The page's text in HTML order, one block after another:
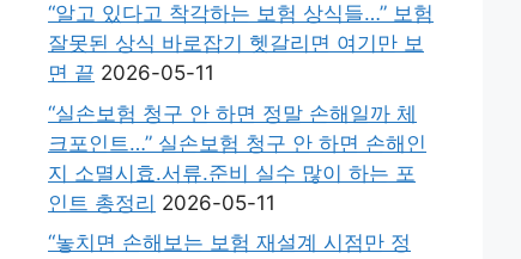
“알고 있다고 착각하는 보험 상식들…” 보험
잘못된 상식 바로잡기 헷갈리면 여기만 보
면 끝 2026-05-11
“실손보험 청구 안 하면 정말 손해일까 체
크포인트…” 실손보험 청구 안 하면 손해인
지 소멸시효.서류.준비 실수 많이 하는 포
인트 총정리 2026-05-11
“놓치면 손해보는 보험 재설계 시점만 정